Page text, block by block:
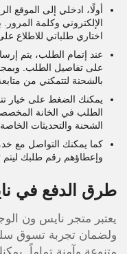
أولًا، ادخلي إلى الموقع
الإلكتروني وكلمة
اختاري طلباتي للاطلاع
عند إتمام الطلب، يتم
على تفاصيل الطلب.
بالشحنة لتتمكني من
يمكنك الضغط على خيار
الطلب في الخانة
الشحنة والتحديثات الخاصة
وإعطاؤهم رقم طلبك ليتم
طرق الدفع في
يعتبر متجر نايس ون
ولضمان تجربة تسوق